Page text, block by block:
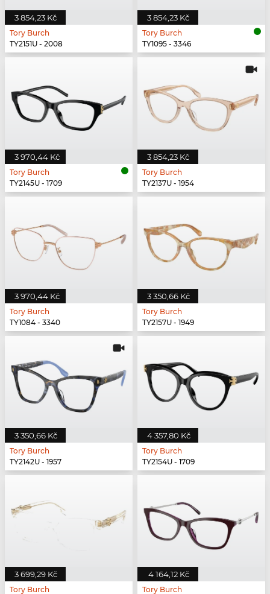
3 854,23 Kč
Tory Burch
TY2151U - 2008
3 854,23 Kč
Tory Burch
TY1095 - 3346
3 970,44 Kč
Tory Burch
TY2145U - 1709
3 854,23 Kč
Tory Burch
TY2137U - 1954
3 970,44 Kč
Tory Burch
TY1084 - 3340
3 350,66 Kč
Tory Burch
TY2157U - 1949
3 350,66 Kč
Tory Burch
TY2142U - 1957
4 357,80 Kč
Tory Burch
TY2154U - 1709
3 699,29 Kč
Tory Burch
4 164,12 Kč
Tory Burch